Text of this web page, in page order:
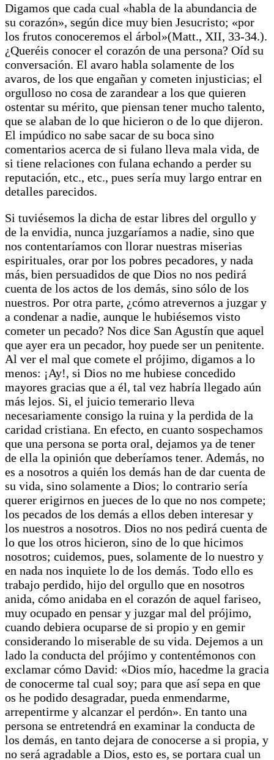
Digamos que cada cual «habla de la abundancia de
su corazón», según dice muy bien Jesucristo; «por
los frutos conoceremos el árbol»(Matt., XII, 33-34.).
¿Queréis conocer el corazón de una persona? Oíd su
conversación. El avaro habla solamente de los
avaros, de los que engañan y cometen injusticias; el
orgulloso no cosa de zarandear a los que quieren
ostentar su mérito, que piensan tener mucho talento,
que se alaban de lo que hicieron o de lo que dijeron.
El impúdico no sabe sacar de su boca sino
comentarios acerca de si fulano lleva mala vida, de
si tiene relaciones con fulana echando a perder su
reputación, etc., etc., pues sería muy largo entrar en
detalles parecidos.
Si tuviésemos la dicha de estar libres del orgullo y
de la envidia, nunca juzgaríamos a nadie, sino que
nos contentaríamos con llorar nuestras miserias
espirituales, orar por los pobres pecadores, y nada
más, bien persuadidos de que Dios no nos pedirá
cuenta de los actos de los demás, sino sólo de los
nuestros. Por otra parte, ¿cómo atrevernos a juzgar y
a condenar a nadie, aunque le hubiésemos visto
cometer un pecado? Nos dice San Agustín que aquel
que ayer era un pecador, hoy puede ser un penitente.
Al ver el mal que comete el prójimo, digamos a lo
menos: ¡Ay!, si Dios no me hubiese concedido
mayores gracias que a él, tal vez habría llegado aún
más lejos. Si, el juicio temerario lleva
necesariamente consigo la ruina y la perdida de la
caridad cristiana. En efecto, en cuanto sospechamos
que una persona se porta oral, dejamos ya de tener
de ella la opinión que deberíamos tener. Además, no
es a nosotros a quién los demás han de dar cuenta de
su vida, sino solamente a Dios; lo contrario sería
querer erigirnos en jueces de lo que no nos compete;
los pecados de los demás a ellos deben interesar y
los nuestros a nosotros. Dios no nos pedirá cuenta de
lo que los otros hicieron, sino de lo que hicimos
nosotros; cuidemos, pues, solamente de lo nuestro y
en nada nos inquiete lo de los demás. Todo ello es
trabajo perdido, hijo del orgullo que en nosotros
anida, cómo anidaba en el corazón de aquel fariseo,
muy ocupado en pensar y juzgar mal del prójimo,
cuando debiera ocuparse de si propio y en gemir
considerando lo miserable de su vida. Dejemos a un
lado la conducta del prójimo y contentémonos con
exclamar cómo David: «Dios mío, hacedme la gracia
de conocerme tal cual soy; para que así sepa en que
os he podido desagradar, pueda enmendarme,
arrepentirme y alcanzar el perdón». En tanto una
persona se entretendrá en examinar la conducta de
los demás, en tanto dejara de conocerse a si propia, y
no será agradable a Dios, esto es, se portara cual un